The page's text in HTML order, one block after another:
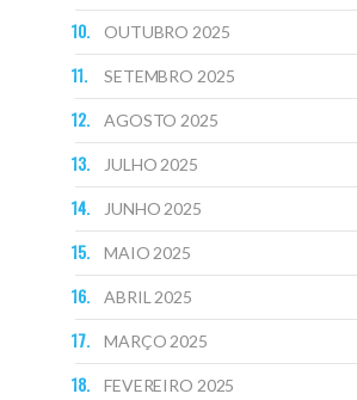
OUTUBRO 2025
SETEMBRO 2025
AGOSTO 2025
JULHO 2025
JUNHO 2025
MAIO 2025
ABRIL 2025
MARÇO 2025
FEVEREIRO 2025